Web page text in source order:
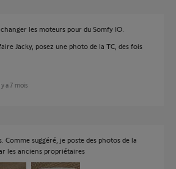
les moteurs pour du Somfy IO.
Jacky, posez une photo de la TC, des fois
y a 7 mois
Comme suggéré, je poste des photos de la
les anciens propriétaires